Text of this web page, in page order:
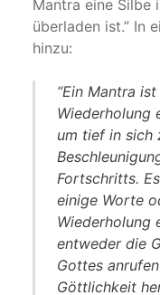
Mantra eine
überladen ist.” In
hinzu:
“Ein Mantra
Wiederholung
um tief in sich
Fortschritts.
einige Worte
Wiederholung
entweder die
Gottes
Göttlichkeit